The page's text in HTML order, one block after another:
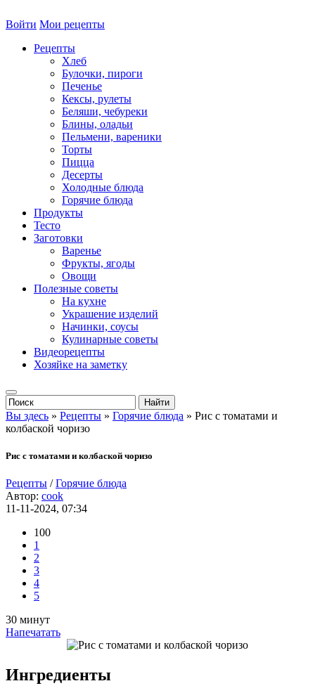
Войти Мои рецепты
Рецепты
Хлеб
Булочки, пироги
Печенье
Кексы, рулеты
Беляши, чебуреки
Блины, оладьи
Пельмени, вареники
Торты
Пицца
Десерты
Холодные блюда
Горячие блюда
Продукты
Тесто
Заготовки
Варенье
Фрукты, ягоды
Овощи
Полезные советы
На кухне
Украшение изделий
Начинки, соусы
Кулинарные советы
Видеорецепты
Хозяйке на заметку
Вы здесь » Рецепты » Горячие блюда » Рис с томатами и
колбаской чоризо
Рис с томатами и колбаской чоризо
Рецепты /Горячие блюда
Автор: cook
11-11-2024, 07:34
100
1
2
3
4
5
30 минут
Напечатать
Ингредиенты